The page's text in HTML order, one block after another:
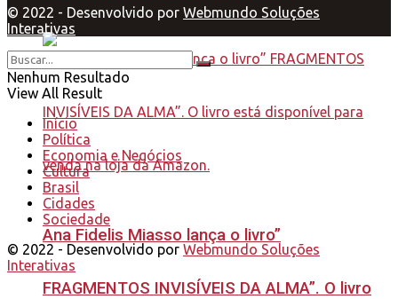
Ana Fidelis Miasso lança o livro”
FRAGMENTOS INVISÍVEIS DA ALMA”. O livro
© 2022 - Desenvolvido por Webmundo Soluções
Interativas
Nenhum Resultado
View All Result
Início
Política
Economia e Negócios
Cultura
Brasil
Cidades
Sociedade
© 2022 - Desenvolvido por Webmundo Soluções
Interativas